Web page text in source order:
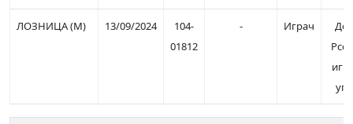
ЛОЗНИЦА (М) 13/09/2024
104-
01812
- Играч
Рсс